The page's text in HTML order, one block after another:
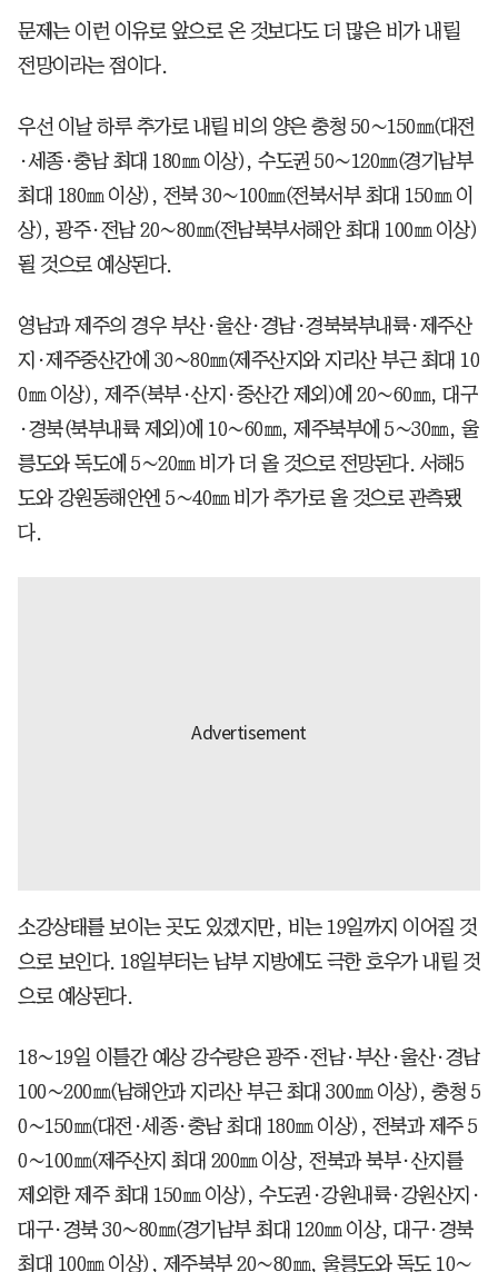
문제는 이런 이유로 앞으로 온 것보다도 더 많은 비가 내릴
전망이라는 점이다.
우선 이날 하루 추가로 내릴 비의 양은 충청 50∼150㎜(대전
·세종·충남 최대 180㎜ 이상), 수도권 50∼120㎜(경기남부
최대 180㎜ 이상), 전북 30∼100㎜(전북서부 최대 150㎜ 이
상), 광주·전남 20∼80㎜(전남북부서해안 최대 100㎜ 이상)
될 것으로 예상된다.
영남과 제주의 경우 부산·울산·경남·경북북부내륙·제주산
지·제주중산간에 30∼80㎜(제주산지와 지리산 부근 최대 10
0㎜ 이상), 제주(북부·산지·중산간 제외)에 20∼60㎜, 대구
·경북(북부내륙 제외)에 10∼60㎜, 제주북부에 5∼30㎜, 울
릉도와 독도에 5∼20㎜ 비가 더 올 것으로 전망된다. 서해5
도와 강원동해안엔 5∼40㎜ 비가 추가로 올 것으로 관측됐
다.
소강상태를 보이는 곳도 있겠지만, 비는 19일까지 이어질 것
으로 보인다. 18일부터는 남부 지방에도 극한 호우가 내릴 것
으로 예상된다.
18∼19일 이틀간 예상 강수량은 광주·전남·부산·울산·경남
100∼200㎜(남해안과 지리산 부근 최대 300㎜ 이상), 충청 5
0∼150㎜(대전·세종·충남 최대 180㎜ 이상), 전북과 제주 5
0∼100㎜(제주산지 최대 200㎜ 이상, 전북과 북부·산지를
제외한 제주 최대 150㎜ 이상), 수도권·강원내륙·강원산지·
대구·경북 30∼80㎜(경기남부 최대 120㎜ 이상, 대구·경북
최대 100㎜ 이상), 제주북부 20∼80㎜, 울릉도와 독도 10∼